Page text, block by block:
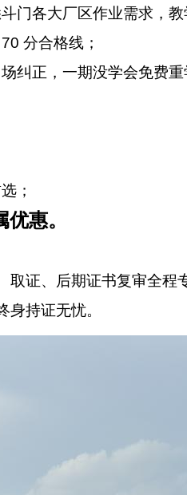
门各大厂区作业需求，教
分合格线；
纠正，一期没学会免费
；
惠。
取证、后期证书复审全程
身持证无忧。